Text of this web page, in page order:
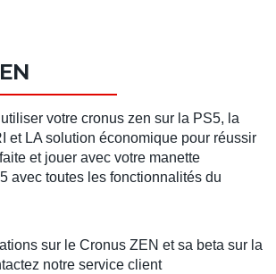
votre cronus zen sur la PS5, la
et LA solution économique pour réussir
et jouer avec votre manette
avec toutes les fonctionnalités du
sur le Cronus ZEN et sa beta sur la
notre service client